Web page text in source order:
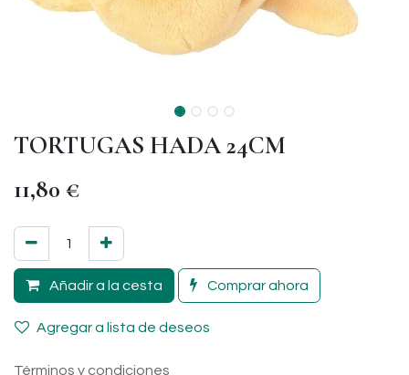
TORTUGAS HADA 24CM
11,80 €
Añadir a la cesta Comprar ahora
Agregar a lista de deseos
Términos y condiciones